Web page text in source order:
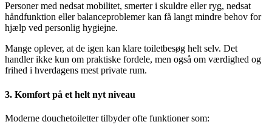
Personer med nedsat mobilitet, smerter i skuldre eller ryg, nedsat
håndfunktion eller balanceproblemer kan få langt mindre behov for
hjælp ved personlig hygiejne.
Mange oplever, at de igen kan klare toiletbesøg helt selv. Det
handler ikke kun om praktiske fordele, men også om værdighed og
frihed i hverdagens mest private rum.
3. Komfort på et helt nyt niveau
Moderne douchetoiletter tilbyder ofte funktioner som: